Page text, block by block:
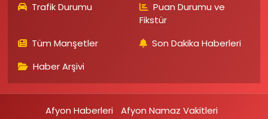
Trafik Durumu
Puan Durumu ve
Fikstür
Tüm Manşetler
Son Dakika Haberleri
Haber Arşivi
Afyon Haberleri
Afyon Namaz Vakitleri